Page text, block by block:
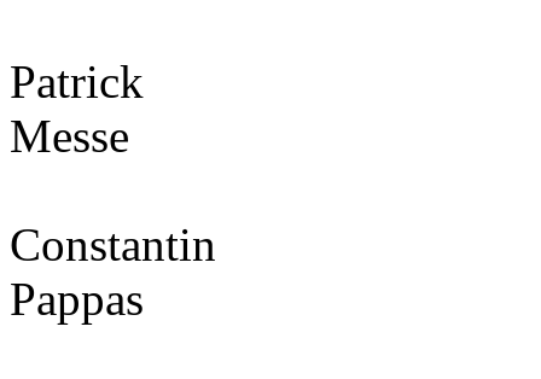
Patrick
Messe
Constantin
Pappas